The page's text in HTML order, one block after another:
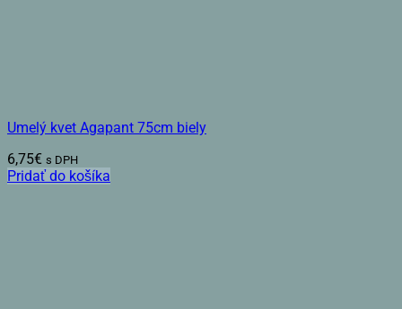
Umelý kvet Agapant 75cm biely
6,75€ s DPH
Pridať do košíka